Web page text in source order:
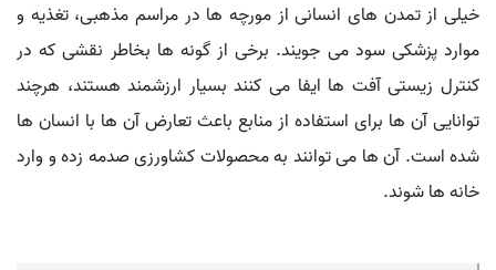
خیلی از تمدن های انسانی از مورچه ها در مراسم مذهبی، تغذیه و
موارد پزشکی سود می جویند. برخی از گونه ها بخاطر نقشی که در
کنترل زیستی آفت ها ایفا می کنند بسیار ارزشمند هستند، هرچند
توانایی آن ها برای استفاده از منابع باعث تعارض آن ها با انسان ها
شده است. آن ها می توانند به محصولات کشاورزی صدمه زده و وارد
خانه ها شوند.